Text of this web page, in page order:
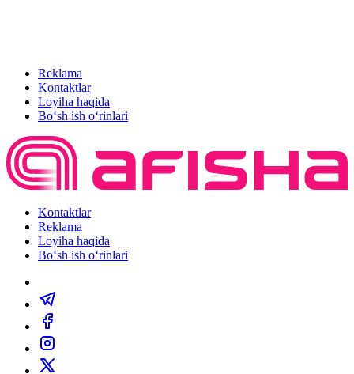
Reklama
Kontaktlar
Loyiha haqida
Bo‘sh ish o‘rinlari
Kontaktlar
Reklama
Loyiha haqida
Bo‘sh ish o‘rinlari